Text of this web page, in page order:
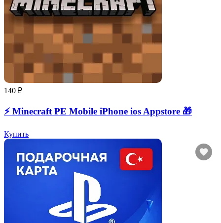
140 ₽
⚡️ Minecraft PE Mobile iPhone ios Appstore 🎁
Купить